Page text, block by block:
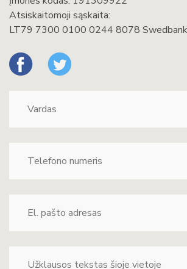
Atsiskaitomoji sąskaita:
LT79 7300 0100 0244 8078 Swedbank